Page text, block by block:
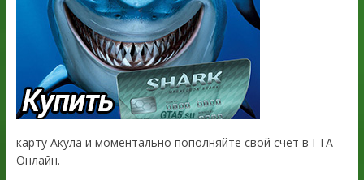
карту Акула и моментально пополняйте свой счёт в ГТА
Онлайн.